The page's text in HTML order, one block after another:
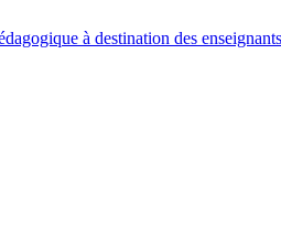
à destination des enseignants